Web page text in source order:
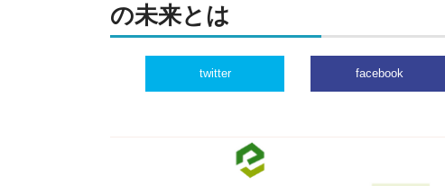
の未来とは
twitter facebook